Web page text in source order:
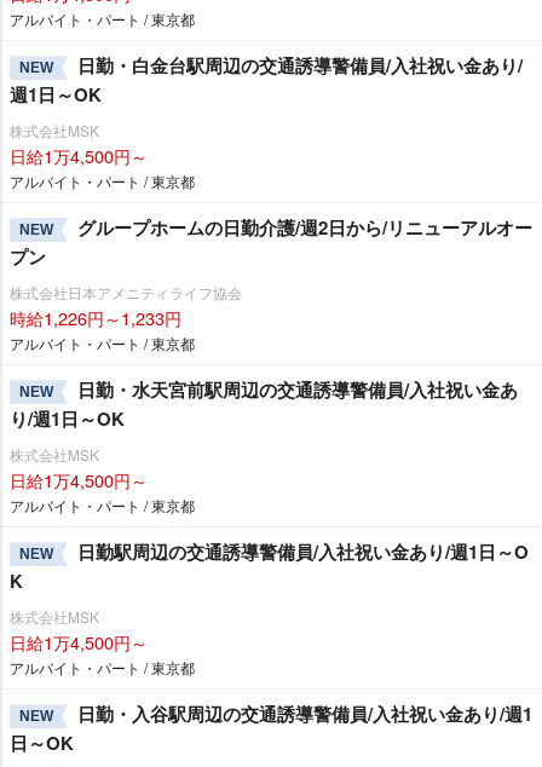
アルバイト・パート / 東京都
NEW
日勤・白金台駅周辺の交通誘導警備員/入社祝い金あり/
週1日～OK
株式会社MSK
日給1万4,500円～
アルバイト・パート / 東京都
NEW
グループホームの日勤介護/週2日から/リニューアルオー
プン
株式会社日本アメニティライフ協会
時給1,226円～1,233円
アルバイト・パート / 東京都
NEW
日勤・水天宮前駅周辺の交通誘導警備員/入社祝い金あ
り/週1日～OK
株式会社MSK
日給1万4,500円～
アルバイト・パート / 東京都
NEW
日勤駅周辺の交通誘導警備員/入社祝い金あり/週1日～O
K
株式会社MSK
日給1万4,500円～
アルバイト・パート / 東京都
NEW
日勤・入谷駅周辺の交通誘導警備員/入社祝い金あり/週1
日～OK